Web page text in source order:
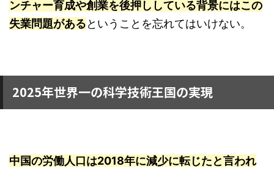
ンチャー育成や創業を後押ししている背景にはこの
失業問題があるということを忘れてはいけない。
2025年世界一の科学技術王国の実現
中国の労働人口は2018年に減少に転じたと言われ